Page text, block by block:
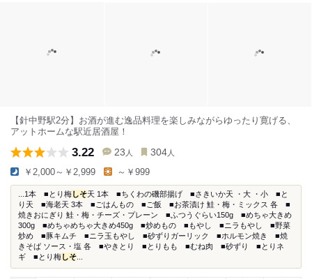
【針中野駅2分】お酒が進む逸品料理を楽しみながらゆったり寛げる、
アットホームな駅近居酒屋！
3.22 23 人 304 人
￥2,000～￥2,999 ～￥999
...1本 ■とり梅 しそ天 1本 ■ちくわの磯部揚げ ■さきいか天 ・大 ・小 ■と
り天 ■海老天 3本 ■ごはんもの ■ご飯 ■お茶漬け 鮭・梅・ミックス 各 ■
焼きおにぎり 鮭・梅・チーズ・プレーン ■ふつうぐらい150g ■めちゃ大きめ
300g ■めちゃめちゃ大きめ450g ■炒めもの ■もやし ■ニラもやし ■野菜
炒め ■豚キムチ ■ニラ玉もやし ■砂ずりガーリック ■ホルモン焼き ■焼
きそば ソース・塩 各 ■やきとり ■とりもも ■むね肉 ■砂ずり ■とりネ
ギ ■とり梅 しそ